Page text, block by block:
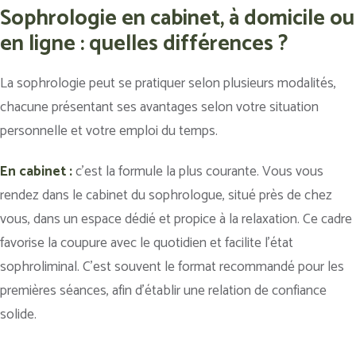
Sophrologie en cabinet, à domicile ou
en ligne : quelles différences ?
La sophrologie peut se pratiquer selon plusieurs modalités,
chacune présentant ses avantages selon votre situation
personnelle et votre emploi du temps.
En cabinet :c’est la formule la plus courante. Vous vous
rendez dans le cabinet du sophrologue, situé près de chez
vous, dans un espace dédié et propice à la relaxation. Ce cadre
favorise la coupure avec le quotidien et facilite l’état
sophroliminal. C’est souvent le format recommandé pour les
premières séances, afin d’établir une relation de confiance
solide.